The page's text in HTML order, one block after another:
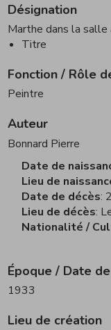
Désignation
Marthe dans la salle
Titre
Fonction / Rôle
Peintre
Auteur
Bonnard Pierre
Date de
Lieu de
Date de décès
Lieu de décès
Nationalité /
Époque / Date
1933
Lieu de création